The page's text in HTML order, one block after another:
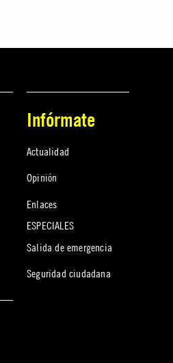
Infórmate
Actualidad
Opinión
Enlaces
ESPECIALES
Salida de emergencia
Seguridad ciudadana